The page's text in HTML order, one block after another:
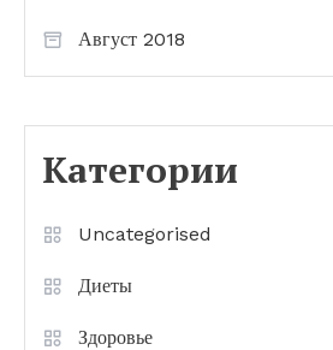
Август 2018
Категории
Uncategorised
Диеты
Здоровье